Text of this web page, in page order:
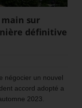
main sur
définitive
négocier un nouvel
accord adopté a
2023.